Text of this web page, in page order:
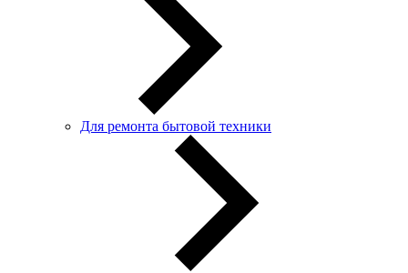
Для ремонта бытовой техники